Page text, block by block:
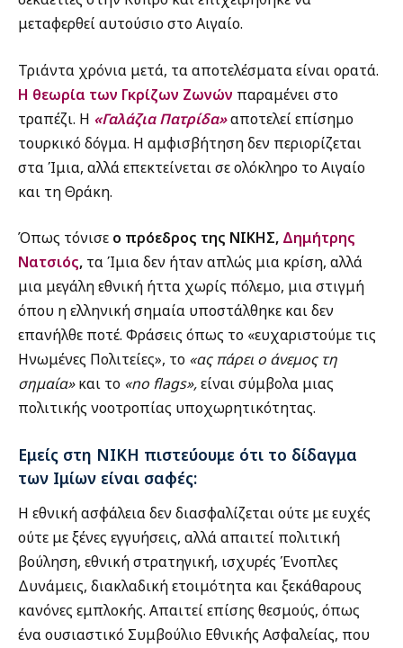
μεταφερθεί αυτούσιο στο Αιγαίο.
Τριάντα χρόνια μετά, τα αποτελέσματα είναι ορατά.
Η θεωρία των Γκρίζων Ζωνών παραμένει στο
τραπέζι. Η «Γαλάζια Πατρίδα»αποτελεί επίσημο
τουρκικό δόγμα. Η αμφισβήτηση δεν περιορίζεται
στα Ίμια, αλλά επεκτείνεται σε ολόκληρο το Αιγαίο
και τη Θράκη.
Όπως τόνισε ο πρόεδρος της ΝΙΚΗΣ, Δημήτρης
Νατσιός, τα Ίμια δεν ήταν απλώς μια κρίση, αλλά
μια μεγάλη εθνική ήττα χωρίς πόλεμο, μια στιγμή
όπου η ελληνική σημαία υποστάλθηκε και δεν
επανήλθε ποτέ. Φράσεις όπως το «ευχαριστούμε τις
Ηνωμένες Πολιτείες», το «ας πάρει ο άνεμος τη
σημαία»και το «no flags»,είναι σύμβολα μιας
πολιτικής νοοτροπίας υποχωρητικότητας.
Εμείς στη ΝΙΚΗ πιστεύουμε ότι το δίδαγμα
των Ιμίων είναι σαφές:
Η εθνική ασφάλεια δεν διασφαλίζεται ούτε με ευχές
ούτε με ξένες εγγυήσεις, αλλά απαιτεί πολιτική
βούληση, εθνική στρατηγική, ισχυρές Ένοπλες
Δυνάμεις, διακλαδική ετοιμότητα και ξεκάθαρους
κανόνες εμπλοκής. Απαιτεί επίσης θεσμούς, όπως
ένα ουσιαστικό Συμβούλιο Εθνικής Ασφαλείας, που